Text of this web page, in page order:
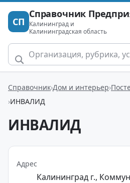
СП
Справочник
Калининград и
Калининградская область
Справочник Дом и интерьер
ИНВАЛИД
ИНВАЛИД
Адрес
Калининград г.,